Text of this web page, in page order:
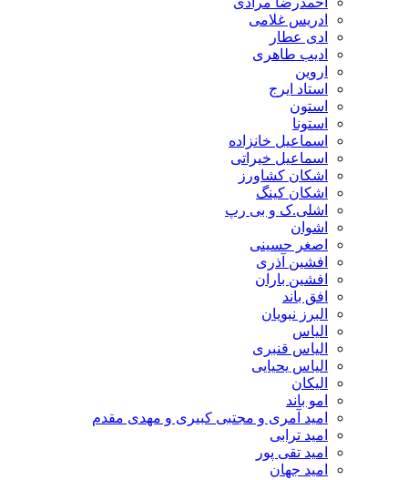
ادریس غلامی
ادی عطار
ادیب طاهری
اروین
استاد ایرج
استون
استونا
اسماعیل خانزاده
اسماعیل خیراتی
اشکان کشاورز
اشکان کینگ
اشلی.ک و بی رپ
اشوان
اصغر حسینی
افشین آذری
افشین باران
افق باند
البرز نبویان
الیاس
الیاس قنبرى
الیاس یحیایی
الیکان
امو باند
امید آمری و مجتبی کبیری و مهدى مقدم
امید ترابی
امید تقی پور
امید جهان